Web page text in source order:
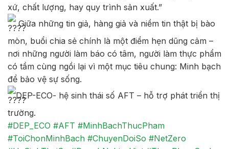
xứ, chất lượng, hay quy trình sản xuất.”
Giữa những tin giả, hàng giả và niềm tin thật bị bào
mòn, buổi chia sẻ chính là một điểm hẹn dũng cảm –
nơi những người làm báo có tâm, người làm thực phẩm
có tầm cùng ngồi lại vì một mục tiêu chung: Minh bạch
để bảo vệ sự sống.
DEP-ECO- hệ sinh thái số AFT – hỗ trợ phát triển thị
trường.
#DEP_ECO #AFT #MinhBachThucPham
#ToiChonMinhBach #ChuyenDoiSo #NetZero